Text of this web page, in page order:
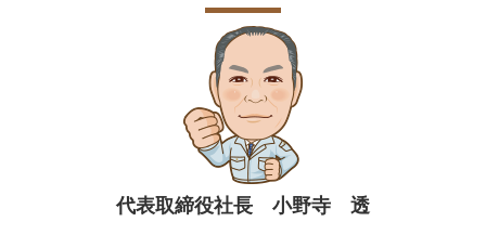
代表取締役社長 小野寺 透